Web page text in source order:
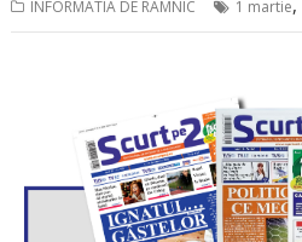
INFORMATIA DE RÂMNIC 1 martie